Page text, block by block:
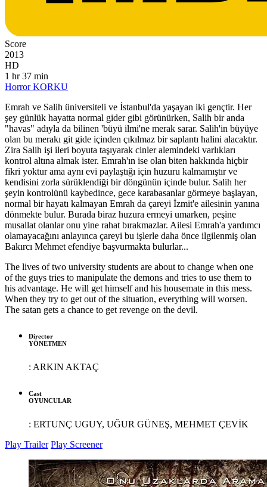
Score
2013
HD
1 hr 37 min
HorrorKORKU
Emrah ve Salih üniversiteli ve İstanbul'da yaşayan iki gençtir. Her
şey günlük hayatta normal gider gibi görünürken, Salih bir anda
"havas" adıyla da bilinen 'büyü ilmi'ne merak sarar. Salih'in büyüye
olan bu merakı git gide içinden çıkılmaz bir saplantı halini alacaktır.
Zira Salih işi ileri boyuta taşıyarak cinler alemindeki varlıkları
kontrol altına almak ister. Emrah'ın ise olan biten hakkında hiçbir
fikri yoktur ama aynı evi paylaştığı için huzuru kalmamıştır ve
kendisini zorla sürüklendiği bir döngünün içinde bulur. Salih her
şeyin kontrolünü kaybedince, gece karabasanlar görmeye başlayan,
normal bir hayatı kalmayan Emrah da çareyi İzmit'e ailesinin yanına
dönmekte bulur. Burada biraz huzura ermeyi umarken, peşine
musallat olanlar onu yine rahat bırakmazlar. Ailesi Emrah'a yardımcı
olamayacağını anlayınca çareyi bu işlerle daha önce ilgilenmiş olan
Bakırcı Mehmet efendiye başvurmakta bulurlar...
The lives of two university students are about to change when one
of the guys tries to manipulate the demons and tries to use them to
his advantage. He will get himself and his housemate in this mess.
When they try to get out of the situation, everything will worsen.
The satan gets a chance to get revenge on the devil.
Director
YÖNETMEN
: ARKIN AKTAÇ
Cast
OYUNCULAR
: ERTUNÇ UGUY, UĞUR GÜNEŞ, MEHMET ÇEVİK
Play Trailer Play Screener